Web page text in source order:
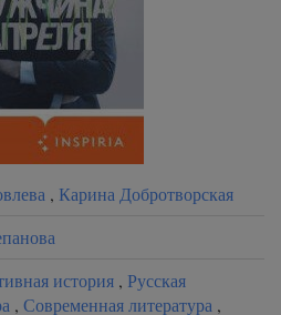
, Карина Добротворская
история , Русская
, Современная литература ,